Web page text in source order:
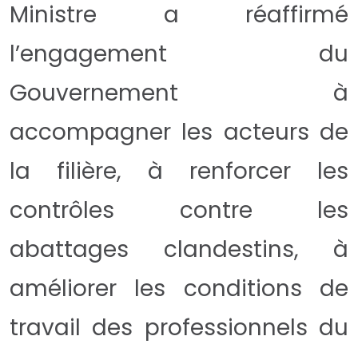
Ministre a réaffirmé
l’engagement du
Gouvernement à
accompagner les acteurs de
la filière, à renforcer les
contrôles contre les
abattages clandestins, à
améliorer les conditions de
travail des professionnels du